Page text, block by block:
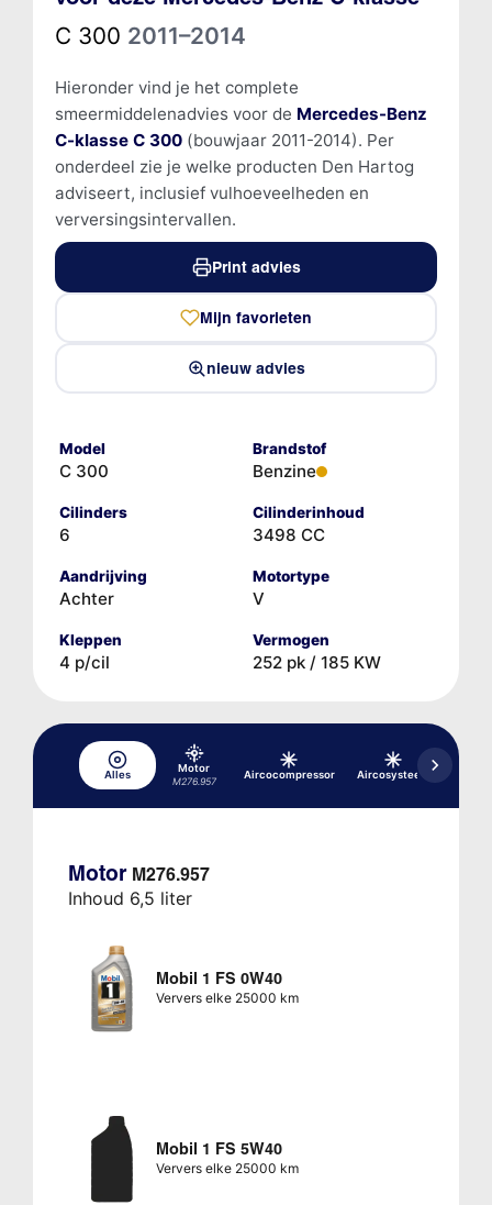
C 300 2011–2014
Hieronder vind je het complete
smeermiddelenadvies voor de Mercedes-Benz
C-klasse C 300(bouwjaar 2011-2014). Per
onderdeel zie je welke producten Den Hartog
adviseert, inclusief vulhoeveelheden en
verversingsintervallen.
Print advies
Mijn favorieten
nieuw advies
Model
C 300
Brandstof
Benzine
Cilinders
6
Cilinderinhoud
3498 CC
Aandrijving
Achter
Motortype
V
Kleppen
4 p/cil
Vermogen
252 pk / 185 KW
Alles
Motor
M276.957
Aircocompressor Aircosysteem
Motor M276.957
Inhoud 6,5 liter
Mobil 1 FS 0W40
Ververs elke 25000 km
Mobil 1 FS 5W40
Ververs elke 25000 km